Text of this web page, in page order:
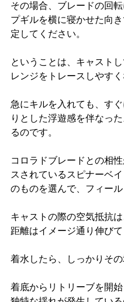
その場合、ブレードの回
プギルを横に寝かせた向
定してください。
ということは、キャスト
レンジをトレースしやすく
急にキルを入れても、す
りとした浮遊感を伴なっ
るのです。
コロラドブレードとの相
スされているスピナーベ
のものを選んで、フィー
キャストの際の空気抵抗
距離はイメージ通り伸びて
着水したら、しっかりその
着底からリトリーブを開